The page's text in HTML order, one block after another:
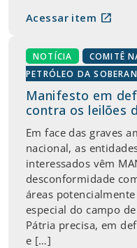
Acessar item open_in_new
NOTÍCIA
COMITÊ
PETRÓLEO DA
Manifesto em
contra os leilões
Em face das graves
nacional, as
interessados vêm
desconformidade
áreas
especial do campo
Pátria precisa, em
e […]